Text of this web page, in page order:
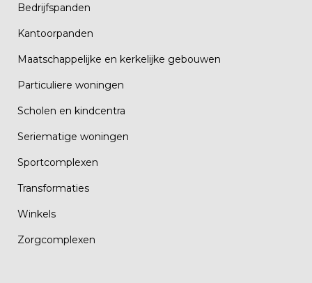
Bedrijfspanden
Kantoorpanden
Maatschappelijke en kerkelijke gebouwen
Particuliere woningen
Scholen en kindcentra
Seriematige woningen
Sportcomplexen
Transformaties
Winkels
Zorgcomplexen